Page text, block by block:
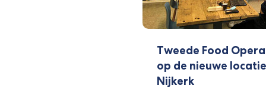
Tweede Food
op de nieuwe
Nijkerk